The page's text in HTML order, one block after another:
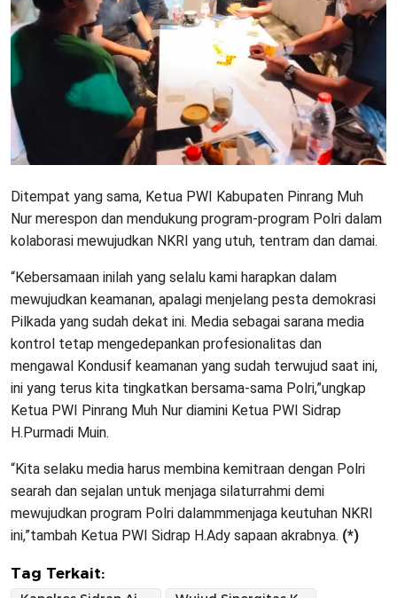
Ditempat yang sama, Ketua PWI Kabupaten Pinrang Muh
Nur merespon dan mendukung program-program Polri dalam
kolaborasi mewujudkan NKRI yang utuh, tentram dan damai.
“Kebersamaan inilah yang selalu kami harapkan dalam
mewujudkan keamanan, apalagi menjelang pesta demokrasi
Pilkada yang sudah dekat ini. Media sebagai sarana media
kontrol tetap mengedepankan profesionalitas dan
mengawal Kondusif keamanan yang sudah terwujud saat ini,
ini yang terus kita tingkatkan bersama-sama Polri,”ungkap
Ketua PWI Pinrang Muh Nur diamini Ketua PWI Sidrap
H.Purmadi Muin.
“Kita selaku media harus membina kemitraan dengan Polri
searah dan sejalan untuk menjaga silaturrahmi demi
mewujudkan program Polri dalammmenjaga keutuhan NKRI
ini,”tambah Ketua PWI Sidrap H.Ady sapaan akrabnya. (*)
Tag Terkait: